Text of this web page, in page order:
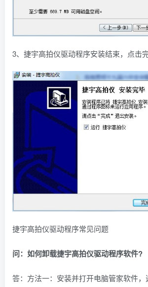
3、捷宇高拍仪驱动程序安装结束，点击完
捷宇高拍仪驱动程序常见问题
问：如何卸载捷宇高拍仪驱动程序软件?
答：方法一：安装并打开电脑管家软件